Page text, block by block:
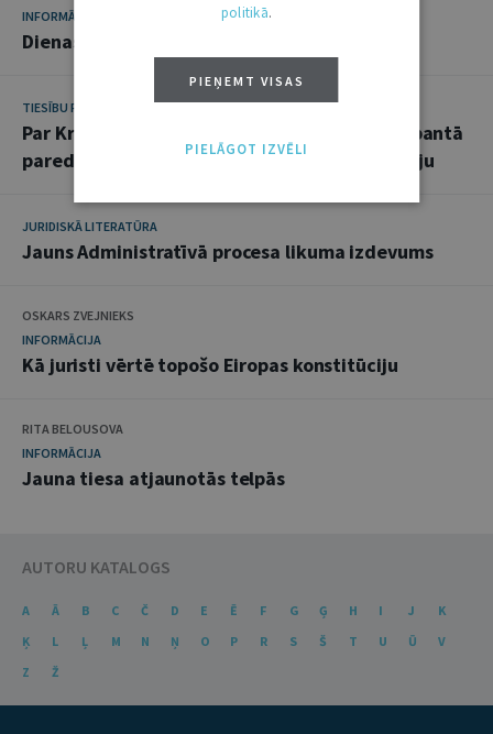
INFORMĀCIJA
Dienas un darbi
TIESĪBU PRAKSE
Par Krimināllikuma 260.panta 3.daļā un 262.pantā
paredzēto noziedzīgo nodarījumu kvalifikāciju
JURIDISKĀ LITERATŪRA
Jauns Administratīvā procesa likuma izdevums
OSKARS ZVEJNIEKS
INFORMĀCIJA
Kā juristi vērtē topošo Eiropas konstitūciju
RITA BELOUSOVA
INFORMĀCIJA
Jauna tiesa atjaunotās telpās
AUTORU KATALOGS
A Ā B C Č D E Ē F G Ģ H I J
K
Ķ
L Ļ M N Ņ O P R S Š T U Ū
V
Z
Ž
politikā.
PIEŅEMT VISAS
PIELĀGOT IZVĒLI